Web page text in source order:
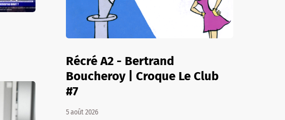
Récré A2 - Bertrand
Boucheroy | Croque Le Club
#7
5 août 2026